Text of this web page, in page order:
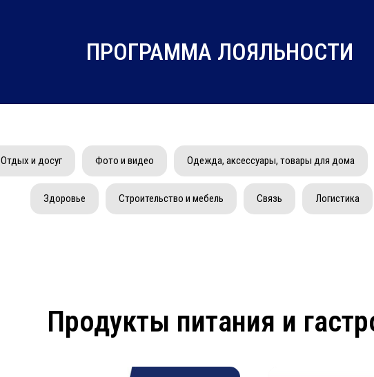
ПРОГРАММА ЛОЯЛЬНОСТИ
Отдых и досуг Фото и видео Одежда, аксессуары, товары для дома
Здоровье Строительство и мебель Связь Логистика
Продукты питания и